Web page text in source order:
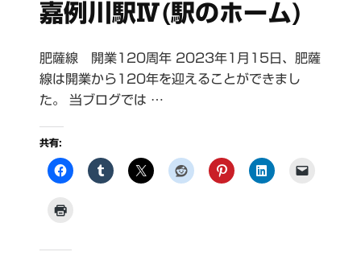
嘉例川駅Ⅳ(駅のホーム)
肥薩線 開業120周年 2023年1月15日、肥薩
線は開業から120年を迎えることができまし
た。 当ブログでは …
共有: